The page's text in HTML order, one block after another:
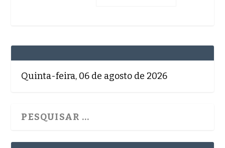
Quinta-feira, 06 de agosto de 2026